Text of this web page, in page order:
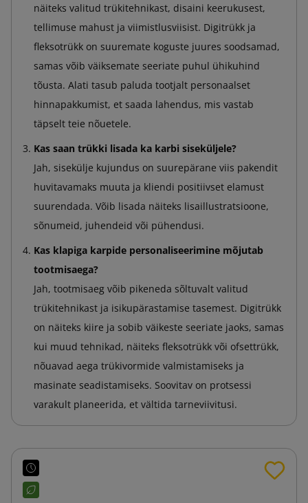
näiteks valitud trükitehnikast, disaini keerukusest,
tellimuse mahust ja viimistlusviisist. Digitrükk ja
fleksotrükk on suuremate koguste juures soodsamad,
samas võib väiksemate seeriate puhul ühikuhind
tõusta. Alati tasub paluda tootjalt personaalset
hinnapakkumist, et saada lahendus, mis vastab
täpselt teie nõuetele.
Kas saan trükki lisada ka karbi siseküljele?
Jah, sisekülje kujundus on suurepärane viis pakendit
huvitavamaks muuta ja kliendi positiivset elamust
suurendada. Võib lisada näiteks lisaillustratsioone,
sõnumeid, juhendeid või pühendusi.
Kas klapiga karpide personaliseerimine mõjutab
tootmisaega?
Jah, tootmisaeg võib pikeneda sõltuvalt valitud
trükitehnikast ja isikupärastamise tasemest. Digitrükk
on näiteks kiire ja sobib väikeste seeriate jaoks, samas
kui muud tehnikad, näiteks fleksotrükk või ofsettrükk,
nõuavad aega trükivormide valmistamiseks ja
masinate seadistamiseks. Soovitav on protsessi
varakult planeerida, et vältida tarneviivitusi.